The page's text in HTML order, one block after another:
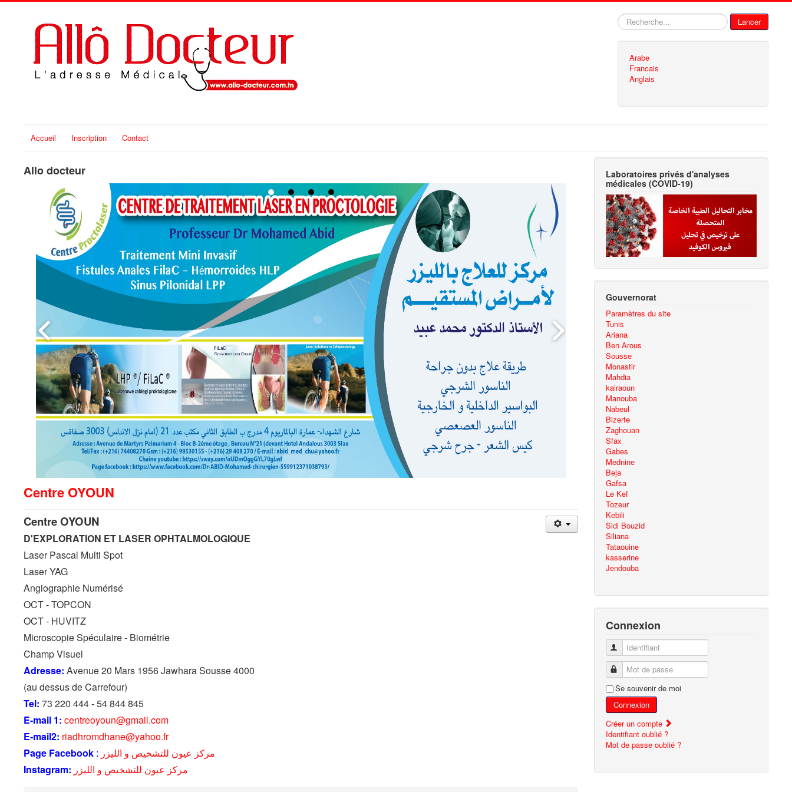
Rechercher Lancer
Arabe
Francais
Anglais
Accueil Inscription Contact
Allo docteur
Centre OYOUN
Centre OYOUN
D'EXPLORATION ET LASER OPHTALMOLOGIQUE
Laser Pascal Multi Spot
Laser YAG
Angiographie Numérisé
OCT - TOPCON
OCT - HUVITZ
Microscopie Spéculaire - Biométrie
Champ Visuel
Adresse: Avenue 20 Mars 1956 Jawhara Sousse 4000
(au dessus de Carrefour)
Tel: 73 220 444 - 54 844 845
E-mail 1: centreoyoun@gmail.com
E-mail2: riadhromdhane@yahoo.fr
Page Facebook : مركز عيون للتشخيص و الليزر
Instagram: مركز عيون للتشخيص و الليزر
Laboratoires privés d'analyses
médicales (COVID-19)
Gouvernorat
Paramètres du site
Tunis
Ariana
Ben Arous
Sousse
Monastir
Mahdia
kairaoun
Manouba
Nabeul
Bizerte
Zaghouan
Sfax
Gabes
Mednine
Beja
Gafsa
Le Kef
Tozeur
Kebili
Sidi Bouzid
Siliana
Tataouine
kasserine
Jendouba
Connexion
Identifiant
Mot de passe
Se souvenir de moi
Connexion
Créer un compte
Identifiant oublié ?
Mot de passe oublié ?